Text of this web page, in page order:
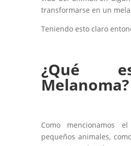
transformarse en un
Teniendo esto claro
¿Qué
Melanoma?
Como mencionamos
pequeños animales,